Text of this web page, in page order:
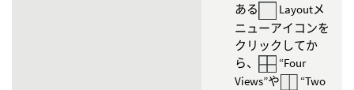
ある
Layoutメ
ニューアイコンを
クリックしてか
ら、
“Four
Views”や
“Two